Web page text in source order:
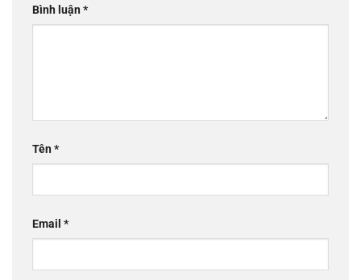
Bình luận*
Tên*
Email *